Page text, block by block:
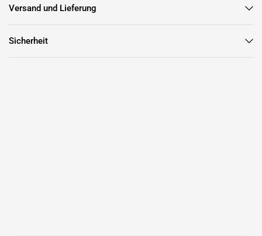
Sicher, leise und energiesparend
Von Babynahrung bis Kleinkindernahrung
Informationen Youha
Youha steht seit 2011 für hochwertige Milchpumpen und
Versand und Lieferung
Sicherheit